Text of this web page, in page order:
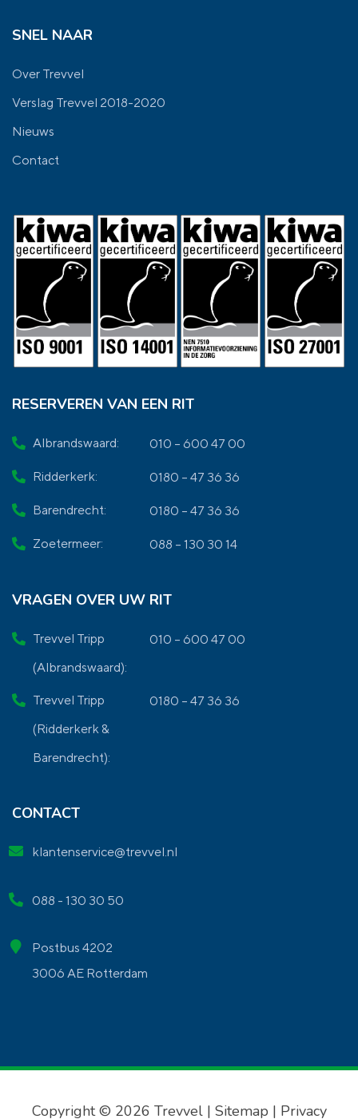
SNEL NAAR
Over Trevvel
Verslag Trevvel 2018-2020
Nieuws
Contact
RESERVEREN VAN EEN RIT
Albrandswaard: 010 – 600 47 00
Ridderkerk: 0180 – 47 36 36
Barendrecht: 0180 – 47 36 36
Zoetermeer: 088 – 130 30 14
VRAGEN OVER UW RIT
Trevvel Tripp
(Albrandswaard):
010 – 600 47 00
Trevvel Tripp
(Ridderkerk &
Barendrecht):
0180 – 47 36 36
CONTACT
klantenservice@trevvel.nl
088 - 130 30 50
Postbus 4202
3006 AE Rotterdam
Copyright © 2026 Trevvel | Sitemap | Privacy